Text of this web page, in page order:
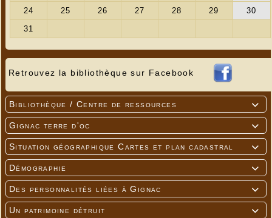
Retrouvez la bibliothèque sur Facebook

Bibliothèque / Centre de ressources

Gignac terre d'oc

Situation géographique Cartes et plan cadastral

Démographie

Des personnalités liées à Gignac

Un patrimoine détruit